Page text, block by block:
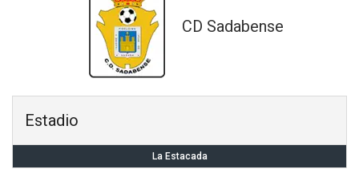
CD Sadabense
Estadio
La Estacada